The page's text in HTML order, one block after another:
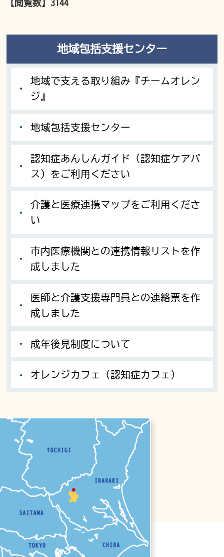
【閲覧数】3144
地域包括支援センター
地域で支える取り組み『チームオレン
ジ』
地域包括支援センター
認知症あんしんガイド（認知症ケアパ
ス）をご利用ください
介護と医療連携マップをご利用くださ
い
市内医療機関との連携情報リストを作
成しました
医師と介護支援専門員との連絡票を作
成しました
成年後見制度について
オレンジカフェ（認知症カフェ）